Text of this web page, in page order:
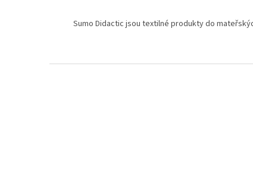
Sumo Didactic jsou textilné produkty do